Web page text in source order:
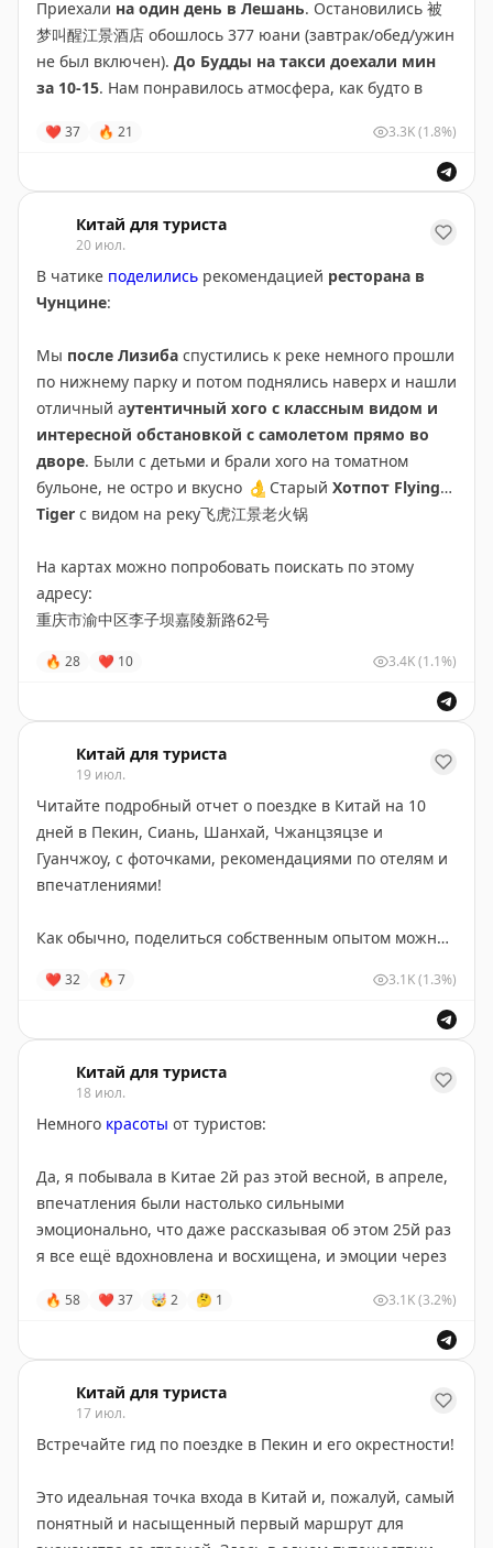
Приехали на один день в Лешань. Остановились 被
梦叫醒江景酒店 обошлось 377 юани (завтрак/обед/ужин
не был включен). До Будды на такси доехали мин
за 10-15. Нам понравилось атмосфера, как будто в
улочки заполнены сувенирными лавками, кофейнями.
Лешаньский Большой Будда (乐山大佛)в провинции
Сычуань — крупнейшая доиндустриальная каменная
высечена в скале из красного песчаника на слиянии
трех рек; строительство, начатое монахом Хайтуном в
713 году, заняло почти столетие. Замысел был не
только религиозным, но и утилитарным: изваяние
должно было усмирить опасные течения — и эффект
действительно возник, но не чудом, а потому что
сброшенная в реку порода физически ослабила поток.
система: каналы в прическе и за ушами отводят
дождевую воду, замедляя эрозию мягкого камня, —
именно это обеспечило сохранность памятника на
объект входит в список Всемирного наследия
❤ 37 🔥 21 3.3K(1.8%)
Китай для туриста
20 июл.
В чатике поделились рекомендацией ресторана в
Чунцине:
Мы после Лизиба спустились к реке немного прошли
по нижнему парку и потом поднялись наверх и нашли
отличный аутентичный хого с классным видом и
интересной обстановкой с самолетом прямо во
дворе. Были с детьми и брали хого на томатном
бульоне, не остро и вкусно 👌 Старый Хотпот Flying
Tiger с видом на реку飞虎江景老火锅
На картах можно попробовать поискать по этому
адресу:
重庆市渝中区李子坝嘉陵新路62号
🔥 28 ❤ 10 3.4K(1.1%)
Китай для туриста
19 июл.
Читайте подробный отчет о поездке в Китай на 10
дней в Пекин, Сиань, Шанхай, Чжанцзяцзе и
Гуанчжоу, с фоточками, рекомендациями по отелям и
впечатлениями!
Как обычно, поделиться собственным опытом можно
https://wrenjapan.com/china/10-nasyshhennyh-dnej-v-
kitae-poezdka-v-beijing-xian-shanghai-zhangjiajie-i-
guangzhou/
❤ 32 🔥 7 3.1K(1.3%)
Китай для туриста
18 июл.
Немного красоты от туристов:
Да, я побывала в Китае 2й раз этой весной, в апреле,
впечатления были настолько сильными
эмоционально, что даже рассказывая об этом 25й раз
я все ещё вдохновлена и восхищена, и эмоции через
- городок в часе езды на скоростном поезде
от г. Чжанцзяцзе (там где горы "Аватар", ехать 54мин
расстояние 200км).
Городские деревянные дома и постройки на сваях,
нависающие над рекой Туоцзян построены в 17-
реально очень аутентичный и красивый😍🥰👍
Входит в Топ самых живописных древних городов
🔥 58 ❤ 37 🤯 2 🤔 1 3.1K(3.2%)
Китай для туриста
17 июл.
Встречайте гид по поездке в Пекин и его окрестности!
Это идеальная точка входа в Китай и, пожалуй, самый
понятный и насыщенный первый маршрут для